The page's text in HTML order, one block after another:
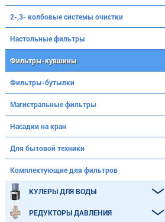
2-,3- колбовые системы очистки
Настольные фильтры
Фильтры-кувшины
Фильтры-бутылки
Магистральные фильтры
Насадки на кран
Для бытовой техники
Комплектующие для фильтров
КУЛЕРЫ ДЛЯ ВОДЫ
РЕДУКТОРЫ ДАВЛЕНИЯ